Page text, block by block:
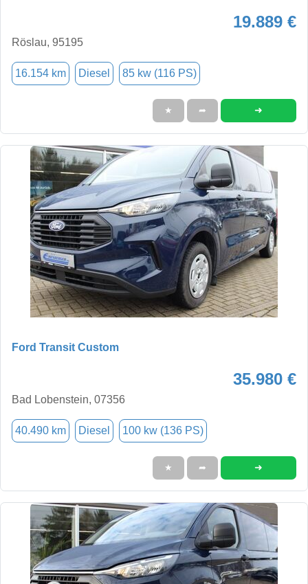
19.889 €
Röslau, 95195
16.154 km Diesel 85 kw (116 PS)
★ ➦ ➜
Ford Transit Custom
35.980 €
Bad Lobenstein, 07356
40.490 km Diesel 100 kw (136 PS)
★ ➦ ➜